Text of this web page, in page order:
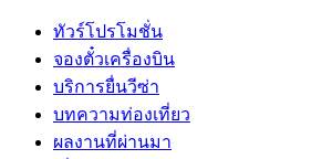
ทัวร์โปรโมชั่น
จองตั๋วเครื่องบิน
บริการยื่นวีซ่า
บทความท่องเที่ยว
ผลงานที่ผ่านมา